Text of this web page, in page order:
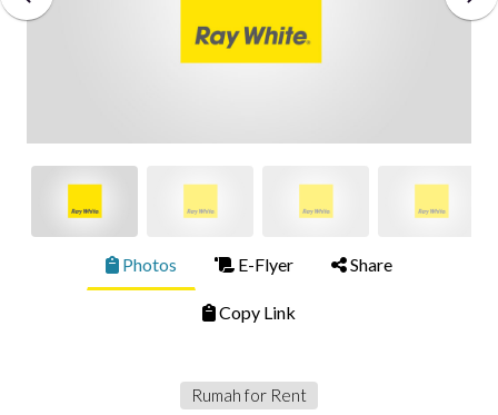
Photos E-Flyer Share
Copy Link
Rumah for Rent